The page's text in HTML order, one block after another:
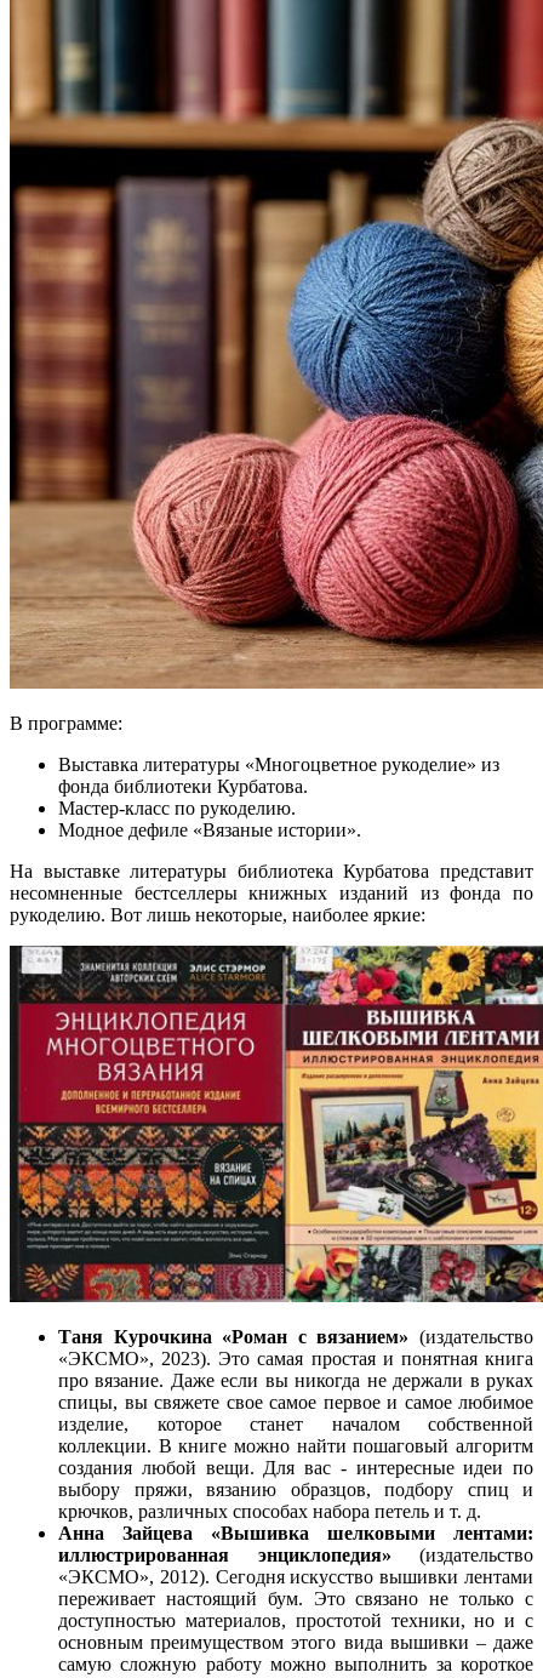
В программе:
Выставка литературы «Многоцветное рукоделие» из
фонда библиотеки Курбатова.
Мастер-класс по рукоделию.
Модное дефиле «Вязаные истории».
На выставке литературы библиотека Курбатова представит
несомненные бестселлеры книжных изданий из фонда по
рукоделию. Вот лишь некоторые, наиболее яркие:
Таня Курочкина «Роман с вязанием» (издательство
«ЭКСМО», 2023). Это самая простая и понятная книга
про вязание. Даже если вы никогда не держали в руках
спицы, вы свяжете свое самое первое и самое любимое
изделие, которое станет началом собственной
коллекции. В книге можно найти пошаговый алгоритм
создания любой вещи. Для вас - интересные идеи по
выбору пряжи, вязанию образцов, подбору спиц и
крючков, различных способах набора петель и т. д.
Анна Зайцева «Вышивка шелковыми лентами:
иллюстрированная энциклопедия» (издательство
«ЭКСМО», 2012). Сегодня искусство вышивки лентами
переживает настоящий бум. Это связано не только с
доступностью материалов, простотой техники, но и с
основным преимуществом этого вида вышивки – даже
самую сложную работу можно выполнить за короткое